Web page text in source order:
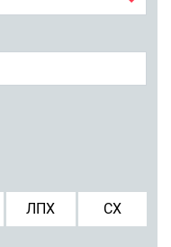
ЛПХ СХ